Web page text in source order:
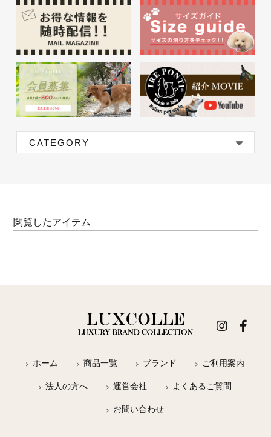
CATEGORY
閲覧したアイテム
ホーム 商品一覧 ブランド ご利用案内
法人の方へ 運営会社 よくあるご質問
お問い合わせ